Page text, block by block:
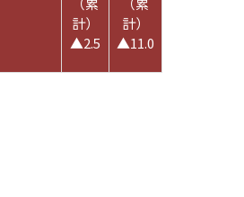
計）
▲2.5
計）
▲11.0